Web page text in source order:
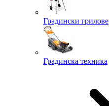
Градински грилове
Градинска техника